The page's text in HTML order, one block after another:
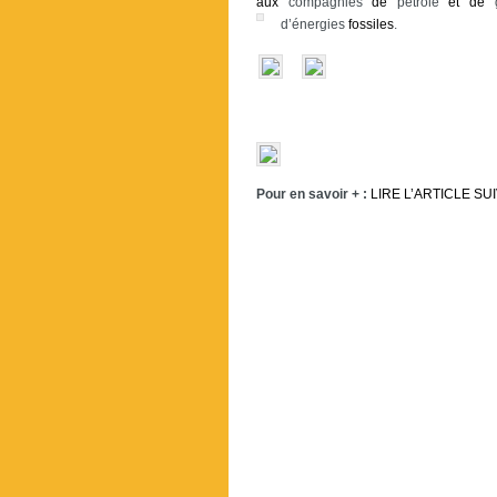
d’énergies fossiles.
Pour en savoir + : LIRE L’ARTICLE